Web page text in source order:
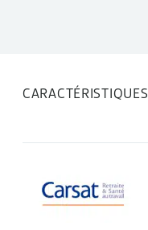
CARACTÉRISTIQUES